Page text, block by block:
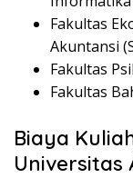
Fakultas
Akuntansi
Fakultas
Fakultas
Biaya
Universitas